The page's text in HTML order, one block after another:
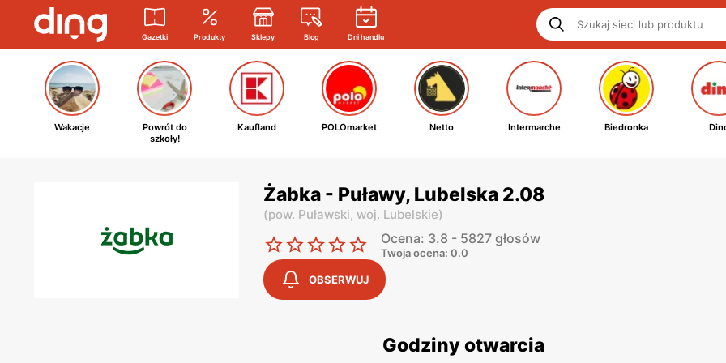
Gazetki Produkty Sklepy Blog Dni handlu
Wakacje
Powrót do
szkoły!
Kaufland POLOmarket Netto Intermarche Biedronka
Żabka - Puławy, Lubelska 2.08
(pow. Puławski, woj. Lubelskie)
Ocena: 3.8 - 5827 głosów
Twoja ocena: 0.0
OBSERWUJ
Godziny otwarcia